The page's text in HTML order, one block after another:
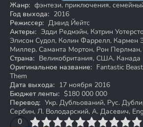
Жанр: фэнтези, приключения,
Год выхода: 2016
Режиссер: Дэвид Йейтс
Актеры: Эдди Редмэйн, Кэтрин
Элисон Судол, Колин Фаррелл, Кармен
Миллер, Саманта Мортон, Рон
Страна: Великобритания, США, Канада
Оригинальное название: Fantastic
Them
Дата выхода: 17 ноября 2016
Бюджет ленты: $180 000 000
Перевод: Укр. Дубльований, Рус.
Сербин, Л. Володарский, А. Дасевич,
0
4 6 7 8 9 10